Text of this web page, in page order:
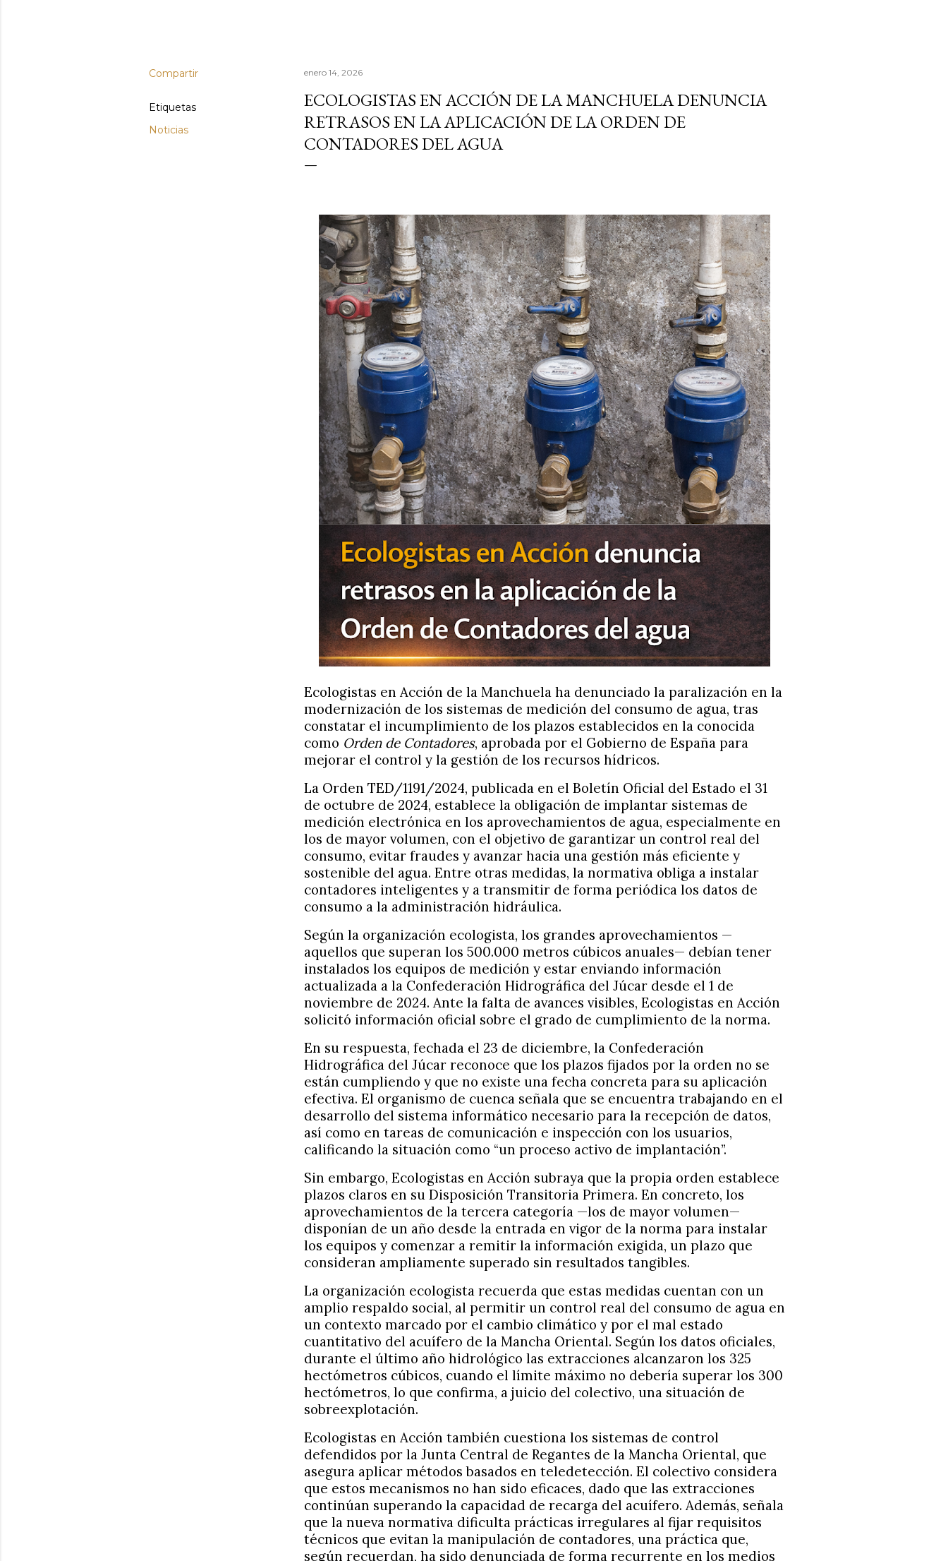
Compartir
Etiquetas
Noticias
enero 14, 2026
ECOLOGISTAS EN ACCIÓN DE LA MANCHUELA DENUNCIA
RETRASOS EN LA APLICACIÓN DE LA ORDEN DE
CONTADORES DEL AGUA
Ecologistas en Acción de la Manchuela ha denunciado la paralización en la
modernización de los sistemas de medición del consumo de agua, tras
constatar el incumplimiento de los plazos establecidos en la conocida
como Orden de Contadores, aprobada por el Gobierno de España para
mejorar el control y la gestión de los recursos hídricos.
La Orden TED/1191/2024, publicada en el Boletín Oficial del Estado el 31
de octubre de 2024, establece la obligación de implantar sistemas de
medición electrónica en los aprovechamientos de agua, especialmente en
los de mayor volumen, con el objetivo de garantizar un control real del
consumo, evitar fraudes y avanzar hacia una gestión más eficiente y
sostenible del agua. Entre otras medidas, la normativa obliga a instalar
contadores inteligentes y a transmitir de forma periódica los datos de
consumo a la administración hidráulica.
Según la organización ecologista, los grandes aprovechamientos —
aquellos que superan los 500.000 metros cúbicos anuales— debían tener
instalados los equipos de medición y estar enviando información
actualizada a la Confederación Hidrográfica del Júcar desde el 1 de
noviembre de 2024. Ante la falta de avances visibles, Ecologistas en Acción
solicitó información oficial sobre el grado de cumplimiento de la norma.
En su respuesta, fechada el 23 de diciembre, la Confederación
Hidrográfica del Júcar reconoce que los plazos fijados por la orden no se
están cumpliendo y que no existe una fecha concreta para su aplicación
efectiva. El organismo de cuenca señala que se encuentra trabajando en el
desarrollo del sistema informático necesario para la recepción de datos,
así como en tareas de comunicación e inspección con los usuarios,
calificando la situación como “un proceso activo de implantación”.
Sin embargo, Ecologistas en Acción subraya que la propia orden establece
plazos claros en su Disposición Transitoria Primera. En concreto, los
aprovechamientos de la tercera categoría —los de mayor volumen—
disponían de un año desde la entrada en vigor de la norma para instalar
los equipos y comenzar a remitir la información exigida, un plazo que
consideran ampliamente superado sin resultados tangibles.
La organización ecologista recuerda que estas medidas cuentan con un
amplio respaldo social, al permitir un control real del consumo de agua en
un contexto marcado por el cambio climático y por el mal estado
cuantitativo del acuífero de la Mancha Oriental. Según los datos oficiales,
durante el último año hidrológico las extracciones alcanzaron los 325
hectómetros cúbicos, cuando el límite máximo no debería superar los 300
hectómetros, lo que confirma, a juicio del colectivo, una situación de
sobreexplotación.
Ecologistas en Acción también cuestiona los sistemas de control
defendidos por la Junta Central de Regantes de la Mancha Oriental, que
asegura aplicar métodos basados en teledetección. El colectivo considera
que estos mecanismos no han sido eficaces, dado que las extracciones
continúan superando la capacidad de recarga del acuífero. Además, señala
que la nueva normativa dificulta prácticas irregulares al fijar requisitos
técnicos que evitan la manipulación de contadores, una práctica que,
según recuerdan, ha sido denunciada de forma recurrente en los medios